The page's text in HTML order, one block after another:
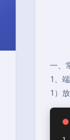
一、
1、
1）